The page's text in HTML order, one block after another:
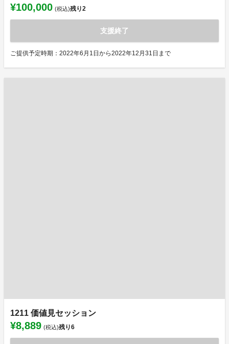
¥100,000 (税込)残り2
支援終了
ご提供予定時期：2022年6月1日から2022年12月31日まで
1211 価値見セッション
¥8,889 (税込)残り6